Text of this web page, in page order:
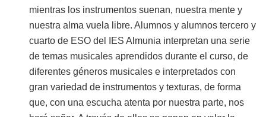
mientras los instrumentos suenan, nuestra mente y
nuestra alma vuela libre. Alumnos y alumnos tercero y
cuarto de ESO del IES Almunia interpretan una serie
de temas musicales aprendidos durante el curso, de
diferentes géneros musicales e interpretados con
gran variedad de instrumentos y texturas, de forma
que, con una escucha atenta por nuestra parte, nos